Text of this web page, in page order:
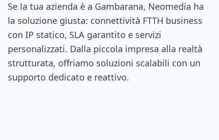
Se la tua azienda è a Gambarana, Neomedia ha
la soluzione giusta: connettività FTTH business
con IP statico, SLA garantito e servizi
personalizzati. Dalla piccola impresa alla realtà
strutturata, offriamo soluzioni scalabili con un
supporto dedicato e reattivo.